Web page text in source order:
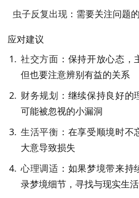
虫子反复出现 ：需要关注问题
应对建议
社交方面 ：保持开放心态，
但也要注意辨别有益的关系
财务规划 ：继续保持良好
可能被忽视的小漏洞
生活平衡 ：在享受顺境时
大意导致损失
心理调适 ：如果梦境带来
录梦境细节，寻找与现实生